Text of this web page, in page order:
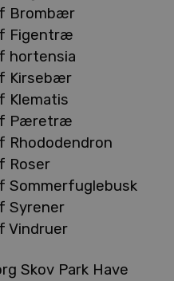
Brombær
Figentræ
hortensia
Kirsebær
Klematis
Pæretræ
Rhododendron
Roser
Sommerfuglebusk
Syrener
Vindruer
Skov Park Have